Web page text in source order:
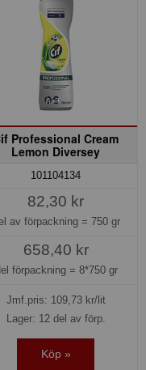
Professional Cream
Lemon Diversey
101104134
82,30 kr
av förpackning = 750 gr
658,40 kr
förpackning = 8*750 gr
Jmf.pris: 109,73kr/lit
Lager: 12 del av förp.
Köp »